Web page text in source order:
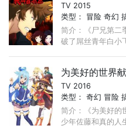
TV 2015
类型： 冒险 奇幻
简介：《尸兄第二
破了屌丝青年白小
为美好的世界
TV 2016
类型：奇幻 冒险
简介：《为美好的
少年佐藤和真的人